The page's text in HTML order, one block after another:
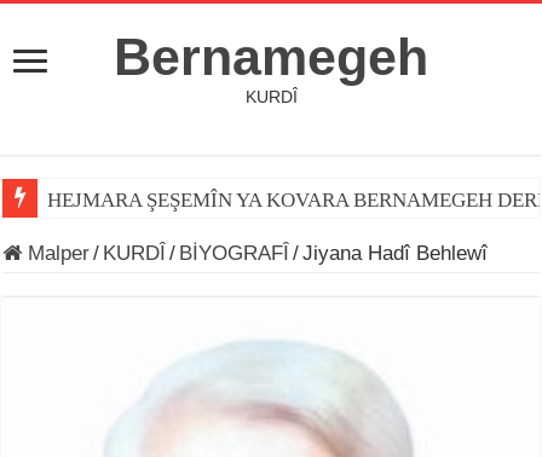
Bernamegeh
KURDÎ
HEJMARA ŞEŞEMÎN YA KOVARA BERNAMEGEH
Malper/ KURDÎ / BİYOGRAFÎ /Jiyana Hadî Behlewî